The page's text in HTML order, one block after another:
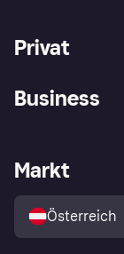
Privat
Shops entdecken
Business
Händlerportal
Markt
Österreich